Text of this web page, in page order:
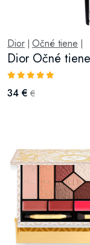
Dior Očné tiene
Dior Očné
34 € €